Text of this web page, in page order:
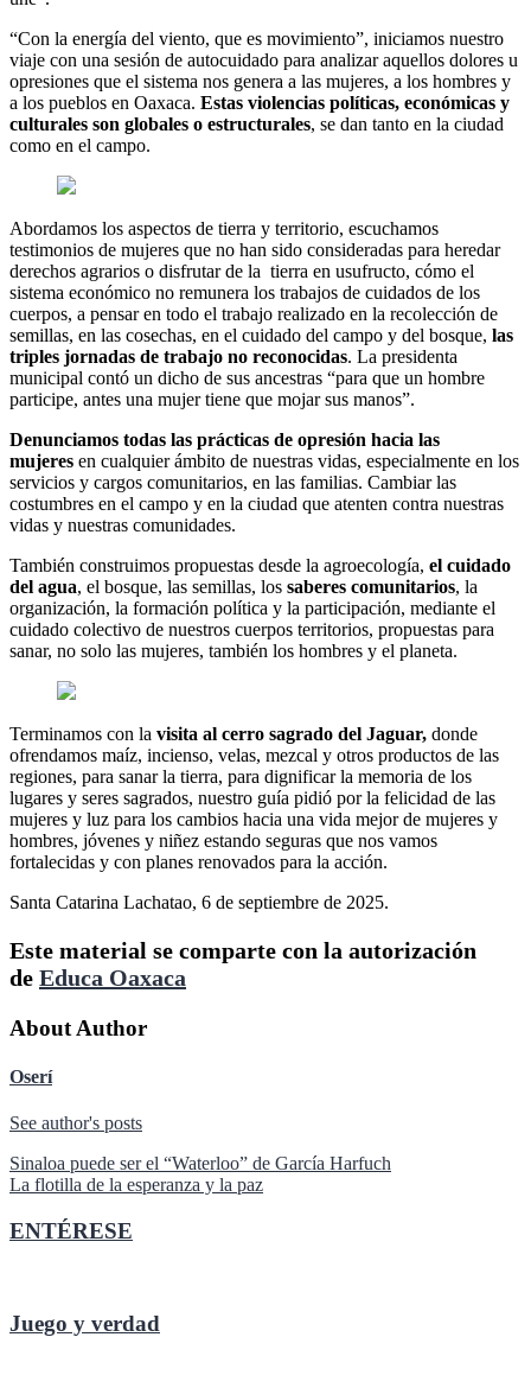
“Con la energía del viento, que es movimiento”, iniciamos nuestro
viaje con una sesión de autocuidado para analizar aquellos dolores u
opresiones que el sistema nos genera a las mujeres, a los hombres y
a los pueblos en Oaxaca. Estas violencias políticas, económicas y
culturales son globales o estructurales, se dan tanto en la ciudad
como en el campo.
Abordamos los aspectos de tierra y territorio, escuchamos
testimonios de mujeres que no han sido consideradas para heredar
derechos agrarios o disfrutar de la tierra en usufructo, cómo el
sistema económico no remunera los trabajos de cuidados de los
cuerpos, a pensar en todo el trabajo realizado en la recolección de
semillas, en las cosechas, en el cuidado del campo y del bosque, las
triples jornadas de trabajo no reconocidas. La presidenta
municipal contó un dicho de sus ancestras “para que un hombre
participe, antes una mujer tiene que mojar sus manos”.
Denunciamos todas las prácticas de opresión hacia las
mujeres en cualquier ámbito de nuestras vidas, especialmente en los
servicios y cargos comunitarios, en las familias. Cambiar las
costumbres en el campo y en la ciudad que atenten contra nuestras
vidas y nuestras comunidades.
También construimos propuestas desde la agroecología, el cuidado
del agua, el bosque, las semillas, los saberes comunitarios, la
organización, la formación política y la participación, mediante el
cuidado colectivo de nuestros cuerpos territorios, propuestas para
sanar, no solo las mujeres, también los hombres y el planeta.
Terminamos con la visita al cerro sagrado del Jaguar, donde
ofrendamos maíz, incienso, velas, mezcal y otros productos de las
regiones, para sanar la tierra, para dignificar la memoria de los
lugares y seres sagrados, nuestro guía pidió por la felicidad de las
mujeres y luz para los cambios hacia una vida mejor de mujeres y
hombres, jóvenes y niñez estando seguras que nos vamos
fortalecidas y con planes renovados para la acción.
Santa Catarina Lachatao, 6 de septiembre de 2025.
Este material se comparte con la autorización
de Educa Oaxaca
About Author
Oserí
See author's posts
Navegación
de
entradas
Sinaloa puede ser el “Waterloo” de García Harfuch
La flotilla de la esperanza y la paz
ENTÉRESE
Juego y verdad